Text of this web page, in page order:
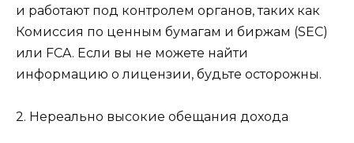
и работают под контролем органов, таких как
Комиссия по ценным бумагам и биржам (SEC)
или FCA. Если вы не можете найти
информацию о лицензии, будьте осторожны.
2. Нереально высокие обещания дохода